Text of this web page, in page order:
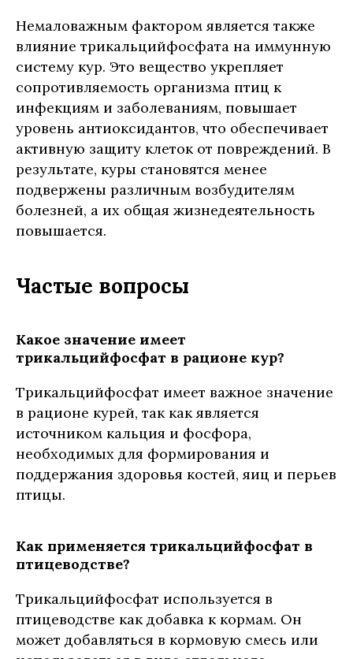
Немаловажным фактором является также
влияние трикальцийфосфата на иммунную
систему кур. Это вещество укрепляет
сопротивляемость организма птиц к
инфекциям и заболеваниям, повышает
уровень антиоксидантов, что обеспечивает
активную защиту клеток от повреждений. В
результате, куры становятся менее
подвержены различным возбудителям
болезней, а их общая жизнедеятельность
повышается.
Частые вопросы
Какое значение имеет
трикальцийфосфат в рационе кур?
Трикальцийфосфат имеет важное значение
в рационе курей, так как является
источником кальция и фосфора,
необходимых для формирования и
поддержания здоровья костей, яиц и перьев
птицы.
Как применяется трикальцийфосфат в
птицеводстве?
Трикальцийфосфат используется в
птицеводстве как добавка к кормам. Он
может добавляться в кормовую смесь или